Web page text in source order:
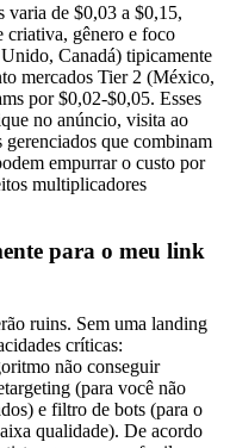
varia de $0,03 a $0,15,
criativa, gênero e foco
Canadá) tipicamente
mercados Tier 2 (México,
por $0,02-$0,05. Esses
no anúncio, visita ao
que combinam
empurrar o custo por
multiplicadores
para o meu link
ruins. Sem uma landing
críticas:
não conseguir
(para você não
e filtro de bots (para o
qualidade). De acordo